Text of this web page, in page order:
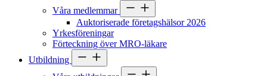
Våra medlemmar
Auktoriserade företagshälsor 2026
Yrkesföreningar
Förteckning över MRO-läkare
Utbildning